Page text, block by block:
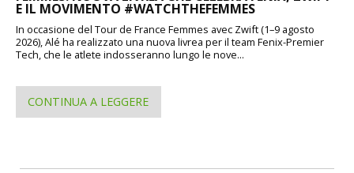
E IL MOVIMENTO #WATCHTHEFEMMES
In occasione del Tour de France Femmes avec Zwift (1–9 agosto
2026), Alé ha realizzato una nuova livrea per il team Fenix-Premier
Tech, che le atlete indosseranno lungo le nove...
CONTINUA A LEGGERE